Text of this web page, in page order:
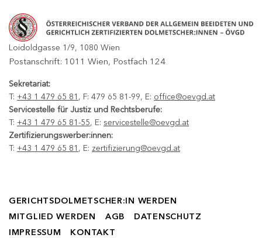
Loidoldgasse 1/9, 1080 Wien
Postanschrift: 1011 Wien, Postfach 124
Sekretariat:
T: +43 1 479 65 81 , F: 479 65 81-99, E: office@oevgd.at
Servicestelle für Justiz und Rechtsberufe:
T: +43 1 479 65 81-55, E: servicestelle@oevgd.at
Zertifizierungswerber:innen:
T: +43 1 479 65 81 , E: zertifizierung@oevgd.at
GERICHTSDOLMETSCHER:IN WERDEN
MITGLIED WERDEN
AGB
DATENSCHUTZ
IMPRESSUM
KONTAKT